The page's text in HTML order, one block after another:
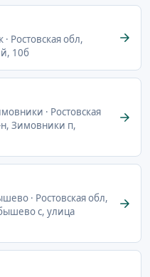
Ростовская обл,
10б
· Ростовская
Зимовники п,
· Ростовская обл,
с, улица